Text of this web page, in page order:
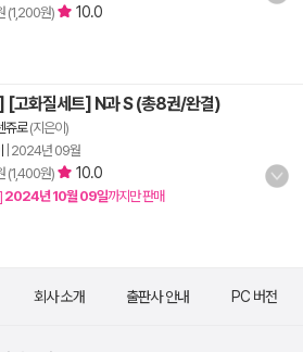
(1,200원) 10.0
[고화질세트] N과 S (총8권/완결)
쥬로(지은이)
2024년 09월
(1,400원) 10.0
2024년 10월 09일까지만 판매
회사 소개 출판사 안내 PC 버전